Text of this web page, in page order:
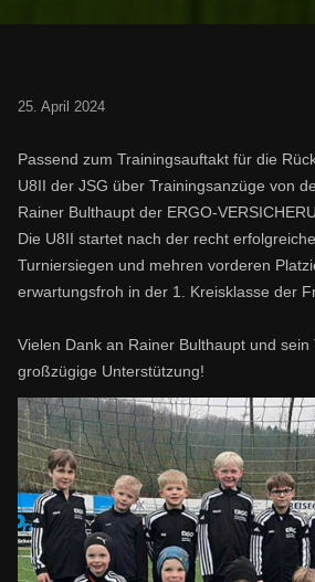
25. April 2024
Passend zum Trainingsauftakt für die
U8II der JSG über Trainingsanzüge von
Rainer Bulthaupt der ERGO-
Die U8II startet nach der recht
Turniersiegen und mehren vorderen
erwartungsfroh in der 1. Kreisklasse der
Vielen Dank an Rainer Bulthaupt und sein
großzügige Unterstützung!